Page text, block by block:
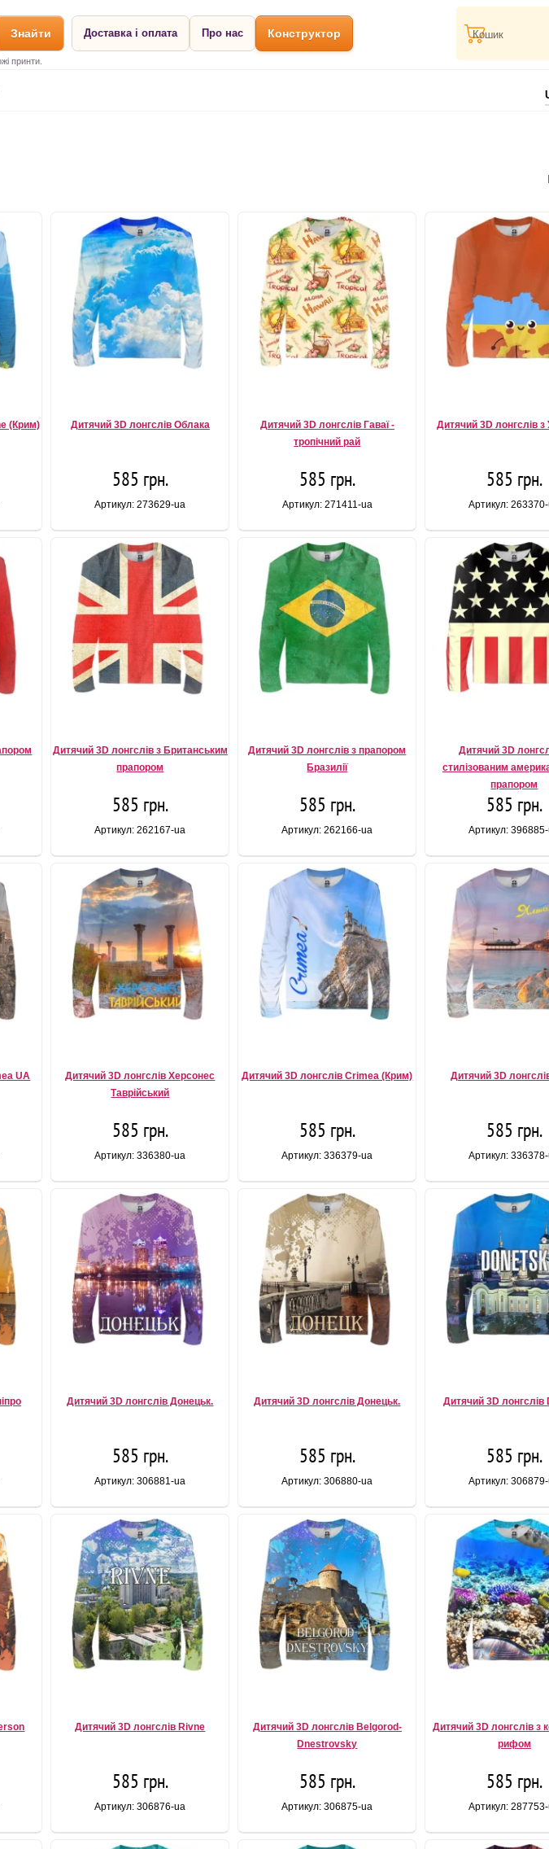
за фотографією
Знайти
принти.
Доставка і оплата Про нас Конструктор Кошик
(Крим) Дитячий 3D лонгслів Облака
585 грн.
Артикул: 273629-ua
Дитячий 3D лонгслів Гаваї -
тропічний рай
585 грн.
Артикул: 271411-ua
Дитячий 3D лонгслів з
585 грн.
Артикул:
Дитячий 3D лонгслів з Британським
прапором
585 грн.
Артикул: 262167-ua
Дитячий 3D лонгслів з прапором
Бразилії
585 грн.
Артикул: 262166-ua
Дитячий 3D
стилізованим
прапором
585 грн.
Артикул:
UA
Дитячий 3D лонгслів Херсонес
Таврійський
585 грн.
Артикул: 336380-ua
Дитячий 3D лонгслів Crimea (Крим)
585 грн.
Артикул: 336379-ua
Дитячий 3D
585 грн.
Артикул:
Дитячий 3D лонгслів Донецьк.
585 грн.
Артикул: 306881-ua
Дитячий 3D лонгслів Донецьк.
585 грн.
Артикул: 306880-ua
Дитячий 3D лонгслів
585 грн.
Артикул:
Дитячий 3D лонгслів Rivne
585 грн.
Артикул: 306876-ua
Дитячий 3D лонгслів Belgorod-
Dnestrovsky
585 грн.
Артикул: 306875-ua
Дитячий 3D лонгслів з
рифом
585 грн.
Артикул: